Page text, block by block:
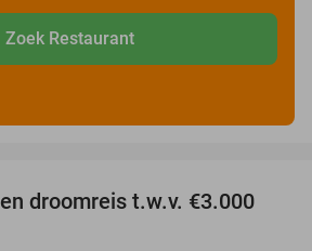
Zoek Restaurant
droomreis t.w.v. €3.000